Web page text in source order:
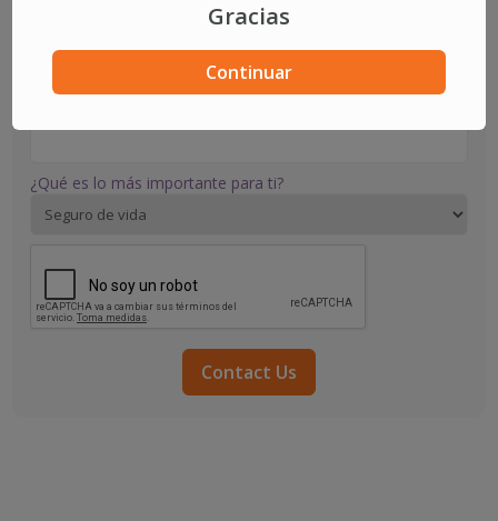
¿Qué es lo más importante para ti?
Gracias
Continuar